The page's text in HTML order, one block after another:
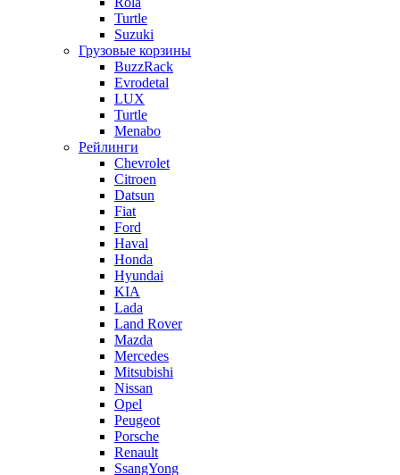
Turtle
Suzuki
Грузовые корзины
BuzzRack
Evrodetal
LUX
Turtle
Menabo
Рейлинги
Chevrolet
Citroen
Datsun
Fiat
Ford
Haval
Honda
Hyundai
KIA
Lada
Land Rover
Mazda
Mercedes
Mitsubishi
Nissan
Opel
Peugeot
Porsche
Renault
SsangYong